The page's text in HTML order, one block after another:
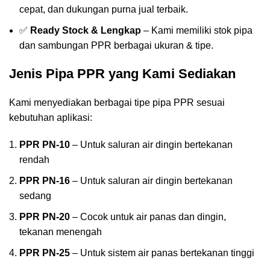
cepat, dan dukungan purna jual terbaik.
✅ Ready Stock & Lengkap – Kami memiliki stok pipa
dan sambungan PPR berbagai ukuran & tipe.
Jenis Pipa PPR yang Kami Sediakan
Kami menyediakan berbagai tipe pipa PPR sesuai
kebutuhan aplikasi:
PPR PN-10 – Untuk saluran air dingin bertekanan
rendah
PPR PN-16 – Untuk saluran air dingin bertekanan
sedang
PPR PN-20 – Cocok untuk air panas dan dingin,
tekanan menengah
PPR PN-25 – Untuk sistem air panas bertekanan tinggi